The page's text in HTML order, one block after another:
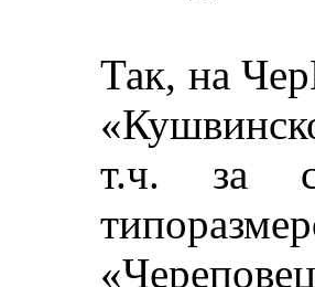
Так, на
т.ч. за